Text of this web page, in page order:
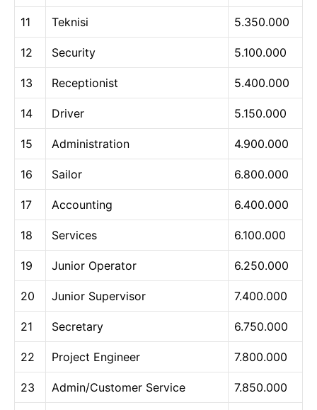
11 Teknisi 5.350.000
12 Security 5.100.000
13 Receptionist 5.400.000
14 Driver 5.150.000
15 Administration 4.900.000
16 Sailor 6.800.000
17 Accounting 6.400.000
18 Services 6.100.000
19 Junior Operator 6.250.000
20 Junior Supervisor 7.400.000
21 Secretary 6.750.000
22 Project Engineer 7.800.000
23 Admin/Customer Service 7.850.000